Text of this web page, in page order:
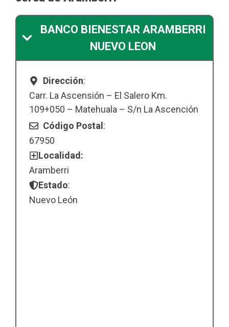
BANCO BIENESTAR ARAMBERRI
NUEVO LEON
Dirección:
Carr. La Ascensión – El Salero Km.
109+050 – Matehuala – S/n La Ascención
Código Postal :
67950
Localidad:
Aramberri
Estado:
Nuevo León